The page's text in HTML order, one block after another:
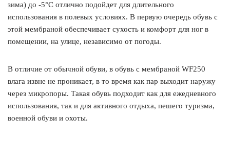
зима) до -5°C отлично подойдет для длительного
использования в полевых условиях. В первую очередь обувь с
этой мембраной обеспечивает сухость и комфорт для ног в
помещении, на улице, независимо от погоды.
В отличие от обычной обуви, в обувь с мембраной WF250
влага извне не проникает, в то время как пар выходит наружу
через микропоры. Такая обувь подходит как для ежедневного
использования, так и для активного отдыха, пешего туризма,
военной обуви и охоты.